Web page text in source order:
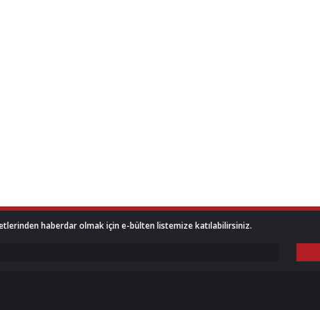
haberdar olmak için e-bülten listemize katılabilirsiniz.